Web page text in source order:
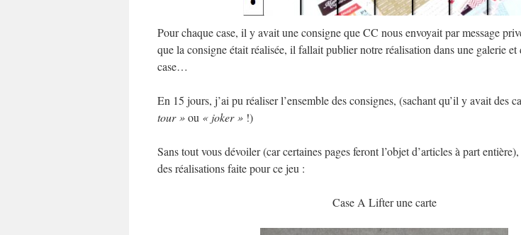
Pour chaque case, il y avait une consigne que CC nous envoyait par message
que la consigne était réalisée, il fallait publier notre réalisation dans une galerie et
case…
En 15 jours, j’ai pu réaliser l’ensemble des consignes, (sachant qu’il y avait des
tour »ou « joker » !)
Sans tout vous dévoiler (car certaines pages feront l’objet d’articles à part
des réalisations faite pour ce jeu :
Case A Lifter une carte